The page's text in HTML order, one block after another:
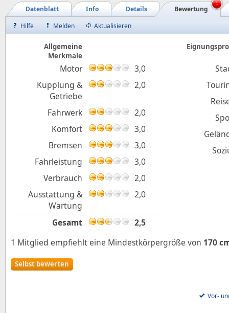
Bewertung
Details
Info
Datenblatt
1
Hilfe Melden Aktualisieren
Allgemeine
Merkmale
Motor
3,0
Kupplung &
Getriebe
2,0
Fahrwerk
2,0
Komfort
3,0
Bremsen
3,0
Fahrleistung
3,0
Verbrauch
2,0
Ausstattung &
Wartung
2,0
Gesamt 2,5
1 Mitglied empfiehlt eine Mindestkörpergröße von 170
Selbst bewerten
Vor-